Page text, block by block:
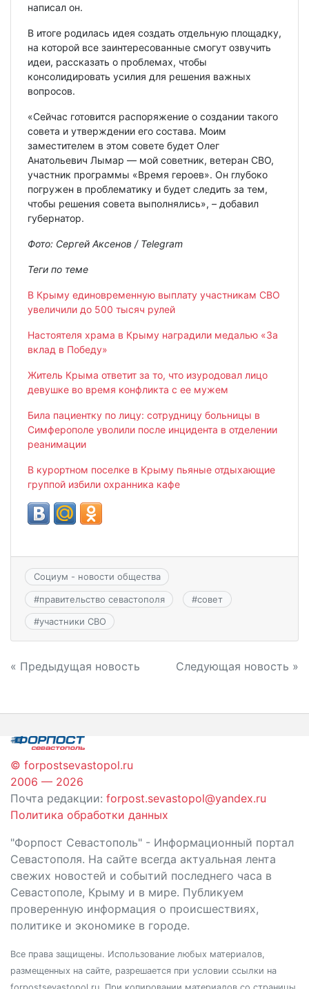
написал он.
В итоге родилась идея создать отдельную площадку,
на которой все заинтересованные смогут озвучить
идеи, рассказать о проблемах, чтобы
консолидировать усилия для решения важных
вопросов.
«Сейчас готовится распоряжение о создании такого
совета и утверждении его состава. Моим
заместителем в этом совете будет Олег
Анатольевич Лымар — мой советник, ветеран СВО,
участник программы «Время героев». Он глубоко
погружен в проблематику и будет следить за тем,
чтобы решения совета выполнялись», – добавил
губернатор.
Фото: Сергей Аксенов / Telegram
Теги по теме
В Крыму единовременную выплату участникам СВО
увеличили до 500 тысяч рулей
Настоятеля храма в Крыму наградили медалью «За
вклад в Победу»
Житель Крыма ответит за то, что изуродовал лицо
девушке во время конфликта с ее мужем
Била пациентку по лицу: сотрудницу больницы в
Симферополе уволили после инцидента в отделении
реанимации
В курортном поселке в Крыму пьяные отдыхающие
группой избили охранника кафе
Социум - новости общества
#правительство севастополя #совет
#участники СВО
Навигация
записям
« Предыдущая новость Следующая новость »
© forpostsevastopol.ru
2006 — 2026
Почта редакции: forpost.sevastopol@yandex.ru
Политика обработки данных
"Форпост Севастополь" - Информационный портал
Севастополя. На сайте всегда актуальная лента
свежих новостей и событий последнего часа в
Севастополе, Крыму и в мире. Публикуем
проверенную информация о происшествиях,
политике и экономике в городе.
Все права защищены. Использование любых материалов,
размещенных на сайте, разрешается при условии ссылки на